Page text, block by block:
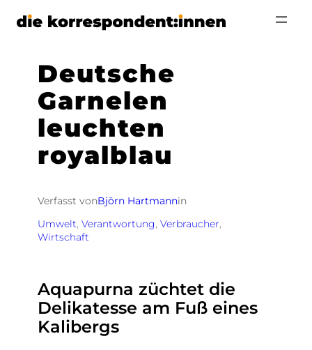
Zum
Deutsche
Garnelen
leuchten
royalblau
Verfasst vonBjörn Hartmannin
Umwelt, Verantwortung, Verbraucher
Wirtschaft
Aquapurna züchtet die
Delikatesse am Fuß eines
Kalibergs